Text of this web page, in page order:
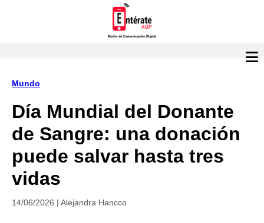
Mundo
Día Mundial del Donante
de Sangre: una donación
puede salvar hasta tres
vidas
14/06/2026 | Alejandra Hancco